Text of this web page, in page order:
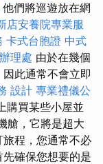
他們將巡遊放在網
店安養院專業服
卡式台胞證 中式
理處 由於在幾個
此通常不會立即
設計 專業禮儀公
購買某些小屋並
艙，它將是超大
程，您通常不必
確保您想要的是